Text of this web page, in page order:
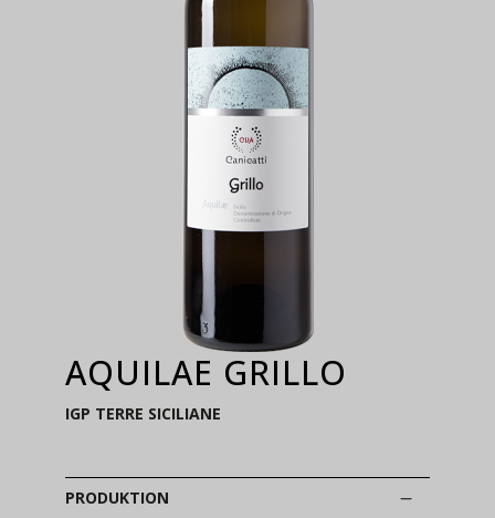
AQUILAE GRILLO
IGP TERRE SICILIANE
PRODUKTION